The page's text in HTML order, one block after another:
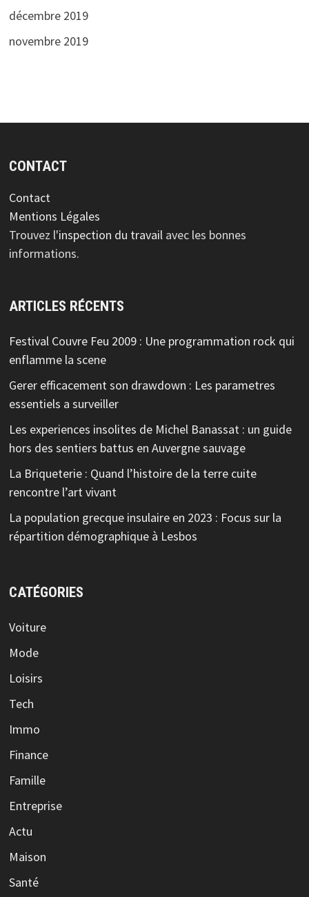
décembre 2019
novembre 2019
CONTACT
Contact
Mentions Légales
Trouvez l'inspection du travailavec les bonnes
informations.
ARTICLES RÉCENTS
Festival Couvre Feu 2009 : Une programmation rock qui
enflamme la scene
Gerer efficacement son drawdown : Les parametres
essentiels a surveiller
Les experiences insolites de Michel Banassat : un guide
hors des sentiers battus en Auvergne sauvage
La Briqueterie : Quand l’histoire de la terre cuite
rencontre l’art vivant
La population grecque insulaire en 2023 : Focus sur la
répartition démographique à Lesbos
CATÉGORIES
Voiture
Mode
Loisirs
Tech
Immo
Finance
Famille
Entreprise
Actu
Maison
Santé